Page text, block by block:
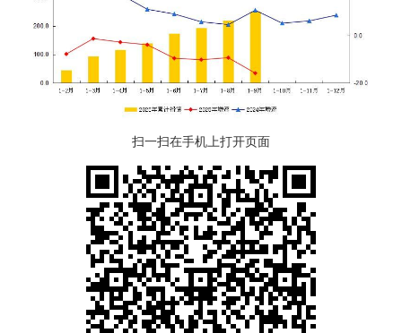
扫一扫在手机上打开页面